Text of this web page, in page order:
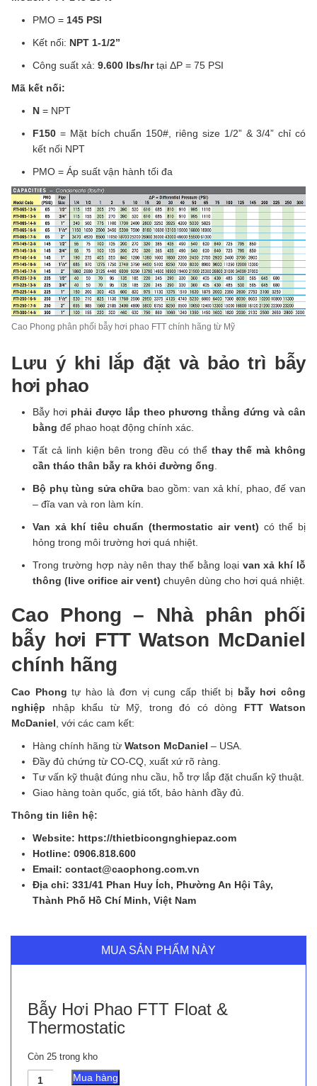
PMO = 145 PSI
Kết nối: NPT 1-1/2”
Công suất xả: 9.600 lbs/hrtại ΔP = 75 PSI
Mã kết nối:
N = NPT
F150 = Mặt bích chuẩn 150#, riêng size 1/2” & 3/4” chỉ có
kết nối NPT
PMO = Áp suất vận hành tối đa
Cao Phong phân phối bẫy hơi phao FTT chính hãng từ Mỹ
Lưu ý khi lắp đặt và bảo trì bẫy
hơi phao
Bẫy hơi phải được lắp theo phương thẳng đứng và cân
bằng để phao hoạt động chính xác.
Tất cả linh kiện bên trong đều có thể thay thế mà không
cần tháo thân bẫy ra khỏi đường ống
Bộ phụ tùng sửa chữa bao gồm: van xả khí, phao, đế van
– đĩa van và ron làm kín.
Van xả khí tiêu chuẩn (thermostatic air vent) có thể bị
hỏng trong môi trường hơi quá nhiệt.
Trong trường hợp này nên thay thế bằng loại van xả khí lỗ
thông (live orifice air vent) chuyên dùng cho hơi quá nhiệt.
Cao Phong – Nhà phân phối
bẫy hơi FTT Watson McDaniel
chính hãng
Cao Phong tự hào là đơn vị cung cấp thiết bị bẫy hơi công
nghiệp nhập khẩu từ Mỹ, trong đó có dòng FTT Watson
McDaniel , với các cam kết:
Hàng chính hãng từ Watson McDaniel – USA.
Đầy đủ chứng từ CO-CQ, xuất xứ rõ ràng.
Tư vấn kỹ thuật đúng nhu cầu, hỗ trợ lắp đặt chuẩn kỹ thuật.
Giao hàng toàn quốc, giá tốt, bảo hành đầy đủ.
Thông tin liên hệ:
Website: https://thietbicongnghiepaz.com
Hotline: 0906.818.600
Email: contact@caophong.com.vn
Địa chỉ: 331/41 Phan Huy Ích, Phường An Hội Tây,
Thành Phố Hồ Chí Minh, Việt Nam
MUA SẢN PHẨM NÀY
Bẫy Hơi Phao FTT Float &
Thermostatic
Còn 25 trong kho
Bẫy
Mua hàng